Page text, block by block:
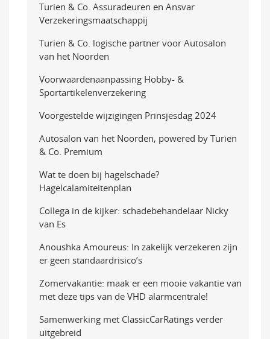
Turien & Co. Assuradeuren en Ansvar
Verzekeringsmaatschappij
Turien & Co. logische partner voor Autosalon
van het Noorden
Voorwaardenaanpassing Hobby- &
Sportartikelenverzekering
Voorgestelde wijzigingen Prinsjesdag 2024
Autosalon van het Noorden, powered by Turien
& Co. Premium
Wat te doen bij hagelschade?
Hagelcalamiteitenplan
Collega in de kijker: schadebehandelaar Nicky
van Es
Anoushka Amoureus: In zakelijk verzekeren zijn
er geen standaardrisico’s
Zomervakantie: maak er een mooie vakantie van
met deze tips van de VHD alarmcentrale!
Samenwerking met ClassicCarRatings verder
uitgebreid